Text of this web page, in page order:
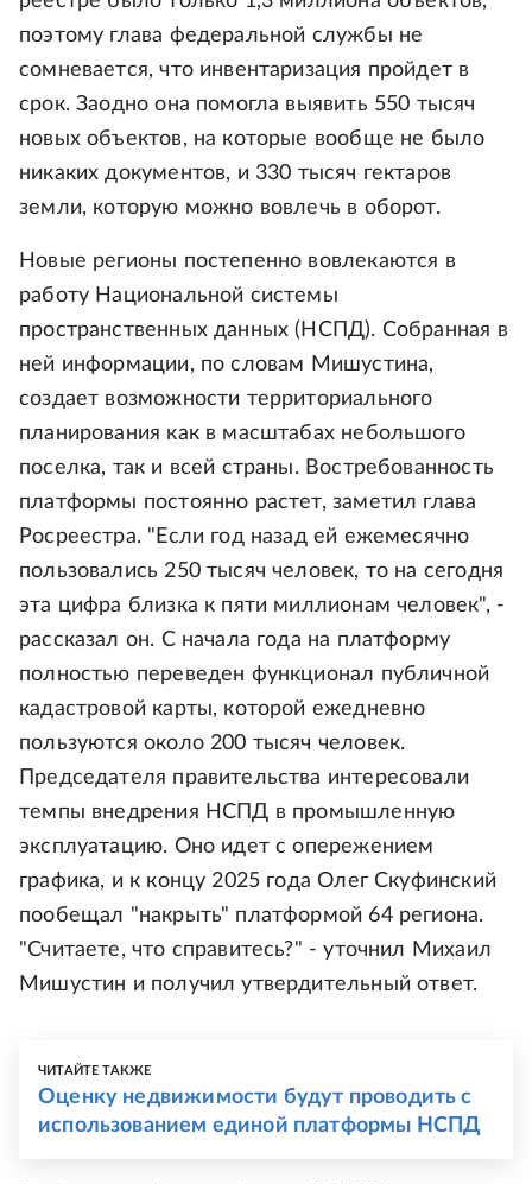
поэтому глава федеральной службы не
сомневается, что инвентаризация пройдет в
срок. Заодно она помогла выявить 550 тысяч
новых объектов, на которые вообще не было
никаких документов, и 330 тысяч гектаров
земли, которую можно вовлечь в оборот.
Новые регионы постепенно вовлекаются в
работу Национальной системы
пространственных данных (НСПД). Собранная в
ней информации, по словам Мишустина,
создает возможности территориального
планирования как в масштабах небольшого
поселка, так и всей страны. Востребованность
платформы постоянно растет, заметил глава
Росреестра. "Если год назад ей ежемесячно
пользовались 250 тысяч человек, то на сегодня
эта цифра близка к пяти миллионам человек", -
рассказал он. С начала года на платформу
полностью переведен функционал публичной
кадастровой карты, которой ежедневно
пользуются около 200 тысяч человек.
Председателя правительства интересовали
темпы внедрения НСПД в промышленную
эксплуатацию. Оно идет с опережением
графика, и к концу 2025 года Олег Скуфинский
пообещал "накрыть" платформой 64 региона.
"Считаете, что справитесь?" - уточнил Михаил
Мишустин и получил утвердительный ответ.
ЧИТАЙТЕ ТАКЖЕ
Оценку недвижимости будут проводить с
использованием единой платформы НСПД